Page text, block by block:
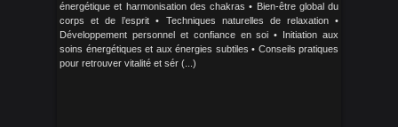
énergétique et harmonisation des chakras • Bien-être global du
corps et de l’esprit • Techniques naturelles de relaxation •
Développement personnel et confiance en soi • Initiation aux
soins énergétiques et aux énergies subtiles • Conseils pratiques
pour retrouver vitalité et sér (...)